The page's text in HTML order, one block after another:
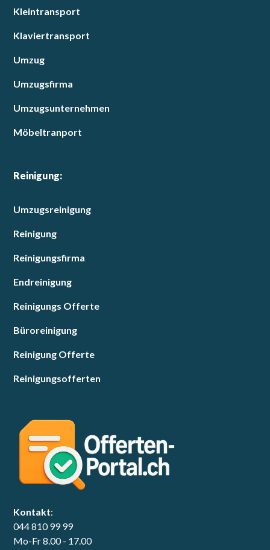
Kleintransport
Klaviertransport
Umzug
Umzugsfirma
Umzugsunternehmen
Möbeltranport
Reinigung:
Umzugsreinigung
Reinigung
Reinigungsfirma
Endreinigung
Reinigungs Offerte
Büroreinigung
Reinigung Offerte
Reinigungsofferten
Kontakt:
044 810 99 99
Mo-Fr 8.00 - 17.00